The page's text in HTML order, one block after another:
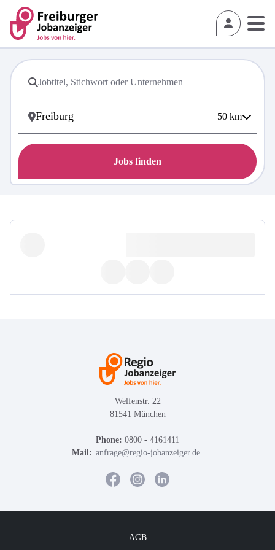
50 km
Jobs finden
Welfenstr. 22
81541 München
Phone: 0800 - 4161411
Mail: anfrage@regio-jobanzeiger.de
AGB